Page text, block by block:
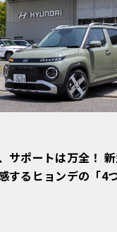
サポートは万全！
するヒョンデの「4
デ6つの疑問：